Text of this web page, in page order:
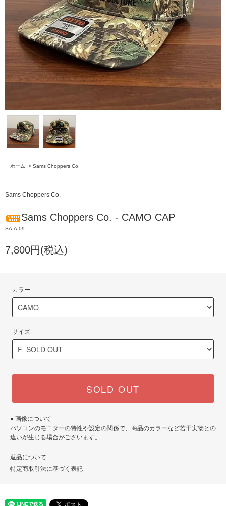
ホーム > Sams Choppers Co.
Sams Choppers Co.
Sams Choppers Co. - CAMO CAP
SA-A-09
7,800円(税込)
カラー
サイズ
SOLD OUT
● 画像について
パソコンのモニターの特性や設定の関係で、商品のカラーなど若干実物との
違いが生じる場合がございます。
返品について
特定商取引法に基づく表記